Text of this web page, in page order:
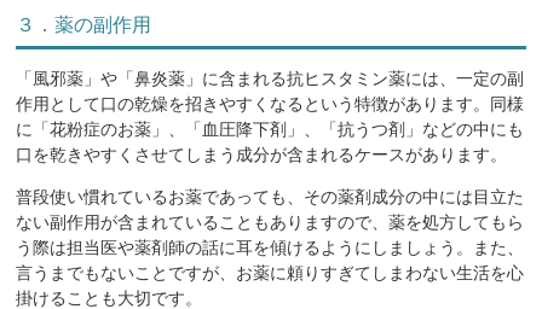
３．薬の副作用
「風邪薬」や「鼻炎薬」に含まれる抗ヒスタミン薬には、一定の副
作用として口の乾燥を招きやすくなるという特徴があります。同様
に「花粉症のお薬」、「血圧降下剤」、「抗うつ剤」などの中にも
口を乾きやすくさせてしまう成分が含まれるケースがあります。
普段使い慣れているお薬であっても、その薬剤成分の中には目立た
ない副作用が含まれていることもありますので、薬を処方してもら
う際は担当医や薬剤師の話に耳を傾けるようにしましょう。また、
言うまでもないことですが、お薬に頼りすぎてしまわない生活を心
掛けることも大切です。